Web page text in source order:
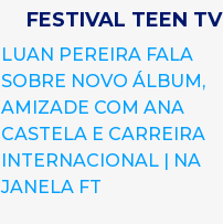
FESTIVAL TEEN TV
LUAN PEREIRA FALA
SOBRE NOVO ÁLBUM,
AMIZADE COM ANA
CASTELA E CARREIRA
INTERNACIONAL | NA
JANELA FT